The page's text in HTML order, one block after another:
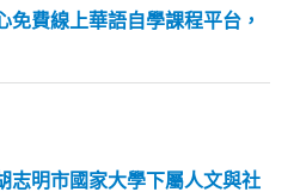
費線上華語自學課程平台，
志明市國家大學下屬人文與社